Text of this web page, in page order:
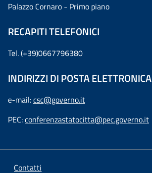
Palazzo Cornaro - Primo piano
RECAPITI TELEFONICI
Tel. (+39)0667796380
INDIRIZZI DI POSTA ELETTRONICA
e-mail:csc@governo.it
PEC:conferenzastatocitta@pec.governo.it
Contatti